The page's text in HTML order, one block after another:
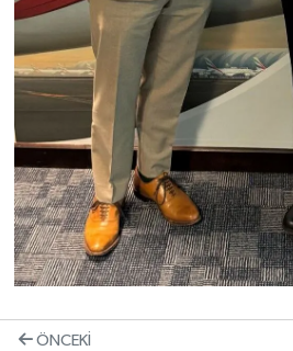
ÖNCEKI